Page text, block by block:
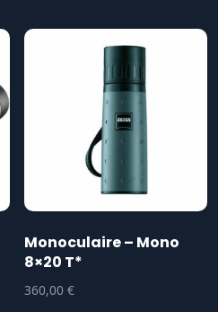
Monoculaire – Mono
8×20 T*
360,00€